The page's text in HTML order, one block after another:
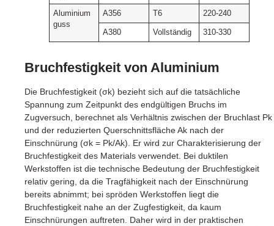
Aluminium
guss
A356 T6 220-240
A380 Vollständig 310-330
Bruchfestigkeit von Aluminium
Die Bruchfestigkeit (σk) bezieht sich auf die tatsächliche
Spannung zum Zeitpunkt des endgültigen Bruchs im
Zugversuch, berechnet als Verhältnis zwischen der Bruchlast Pk
und der reduzierten Querschnittsfläche Ak nach der
Einschnürung (σk = Pk/Ak). Er wird zur Charakterisierung der
Bruchfestigkeit des Materials verwendet. Bei duktilen
Werkstoffen ist die technische Bedeutung der Bruchfestigkeit
relativ gering, da die Tragfähigkeit nach der Einschnürung
bereits abnimmt; bei spröden Werkstoffen liegt die
Bruchfestigkeit nahe an der Zugfestigkeit, da kaum
Einschnürungen auftreten. Daher wird in der praktischen